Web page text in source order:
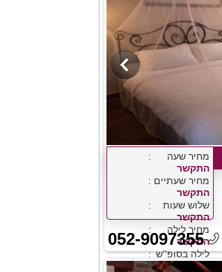
מחיר שעה
התקשר
מחיר שעתיים
התקשר
שלוש שעות
התקשר
מחיר לילה
התקשר
לילה בסופ''ש
התקשר
052-9097355